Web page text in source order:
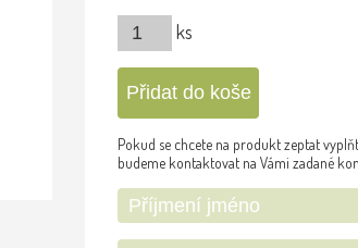
ks
Pokud se chcete na produkt zeptat
budeme kontaktovat na Vámi zadané